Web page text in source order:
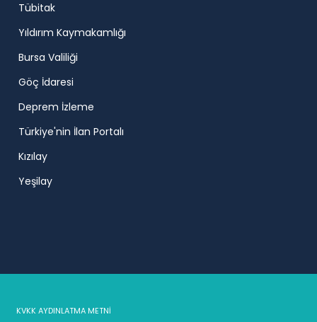
Tübitak
Yıldırım Kaymakamlığı
Bursa Valiliği
Göç İdaresi
Deprem İzleme
Türkiye'nin İlan Portalı
Kızılay
Yeşilay
KVKK AYDINLATMA METNİ